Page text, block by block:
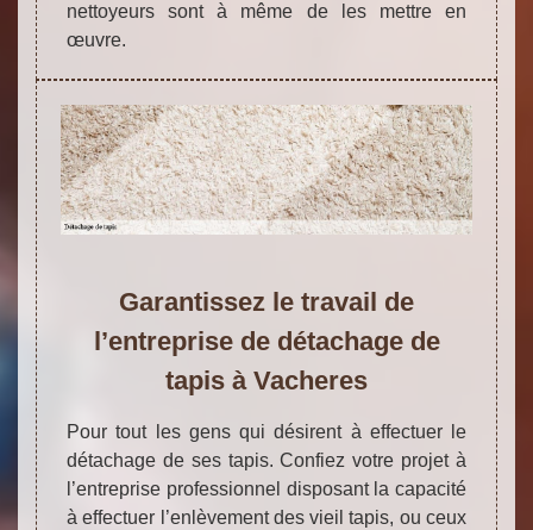
nettoyeurs sont à même de les mettre en
œuvre.
Garantissez le travail de
l’entreprise de détachage de
tapis à Vacheres
Pour tout les gens qui désirent à effectuer le
détachage de ses tapis. Confiez votre projet à
l’entreprise professionnel disposant la capacité
à effectuer l’enlèvement des vieil tapis, ou ceux